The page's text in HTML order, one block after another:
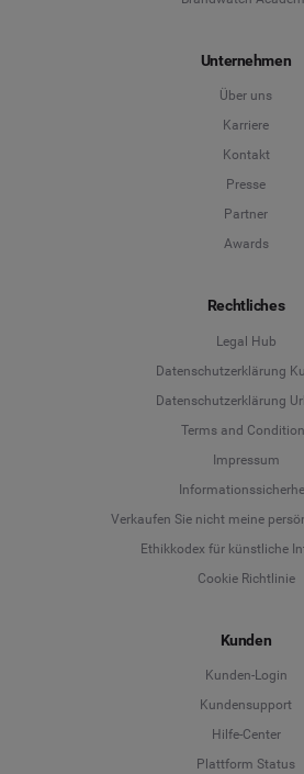
Unternehmen
Über uns
Karriere
Kontakt
Presse
Partner
Awards
Rechtliches
Legal Hub
Datenschutzerklärung
Datenschutzerklärung
Terms and
Impressum
Verkaufen Sie nicht meine
Ethikkodex für künstliche
Cookie Richtlinie
Kunden
Kunden-Login
Kundensupport
Hilfe-Center
Plattform Status